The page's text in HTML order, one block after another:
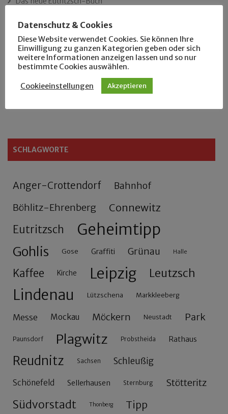
Der Leipziger Schmiedetag von 1904
Rennfahrer in Schönefeld und Zschocher
Zu Fuß durch Anger-Crottendorf
SCHLAGWORTE
Anger-Crottendorf Bahnhof
Böhlitz-Ehrenberg Connewitz
Eutritzsch Geheimtipp
Gohlis Gose Graffiti Grünau Halle
Kaffee Kirche Leipzig Leutzsch
Lindenau Lützschena Markkleeberg
Messe Mockau Möckern Neustadt Park
Paunsdorf Plagwitz Probstheida Rathaus
Reudnitz Sachsen Schleußig
Schönefeld Sellerhausen Sternburg Stötteritz
Südvorstadt Thonberg Tipp
Datenschutz & Cookies
Diese Website verwendet Cookies. Sie können Ihre
Einwilligung zu ganzen Kategorien geben oder sich
weitere Informationen anzeigen lassen und so nur
bestimmte Cookies auswählen.
Cookieeinstellungen Akzeptieren